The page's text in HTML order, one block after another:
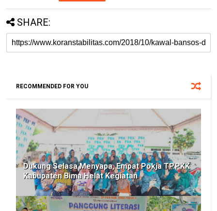
SHARE:
RECOMMENDED FOR YOU
Dukung Selasa Menyapa, Empat Pokja TP.PKK
Kabupaten Bima Helat Kegiatan